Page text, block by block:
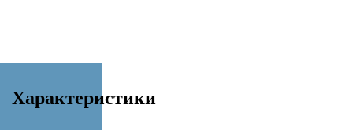
Характеристики